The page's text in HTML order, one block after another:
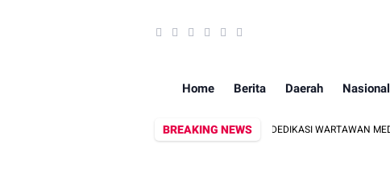
Home Berita Daerah Nasional
BREAKING NEWS
INFORMASI, DANDIM 1409/GOWA APRESIASI DEDIKASI WARTAWAN MEDIA MITRA